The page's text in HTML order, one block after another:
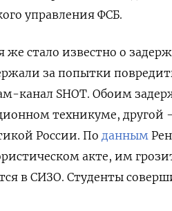
управления ФСБ.
же стало известно о
за попытки
канал SHOT. Обоим
техникуме,
России. По данным
акте, им
в СИЗО. Студенты